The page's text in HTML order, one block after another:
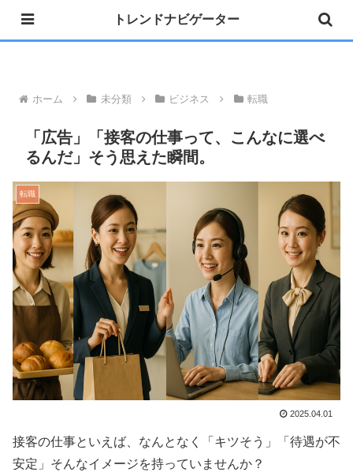
»公式 Instagram 開設しました
ホーム 未分類 ビジネス 転職
「広告」「接客の仕事って、こんなに選べ
るんだ」そう思えた瞬間。
転職
2025.04.01
接客の仕事といえば、なんとなく「キツそう」「待遇が不
安定」そんなイメージを持っていませんか？
トレンドナビゲーター